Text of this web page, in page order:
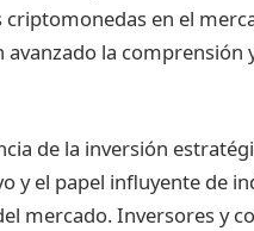
en el
avanzado la
de la inversión
y el papel influyente de
mercado. Inversores y